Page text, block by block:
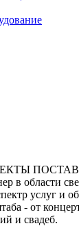
в области
услуг и
- от
и свадеб.